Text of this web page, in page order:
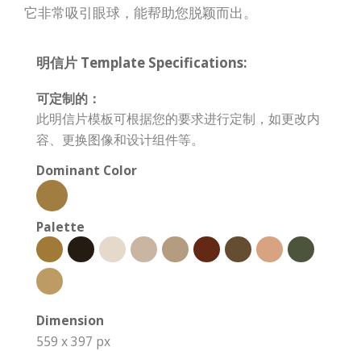
它非常吸引眼球，能帮助您脱颖而出。
明信片 Template Specifications:
可定制的：
此明信片模板可根据您的要求进行定制，如更改内
容、更换图像和设计组件等。
Dominant Color
Palette
Dimension
559 x 397 px